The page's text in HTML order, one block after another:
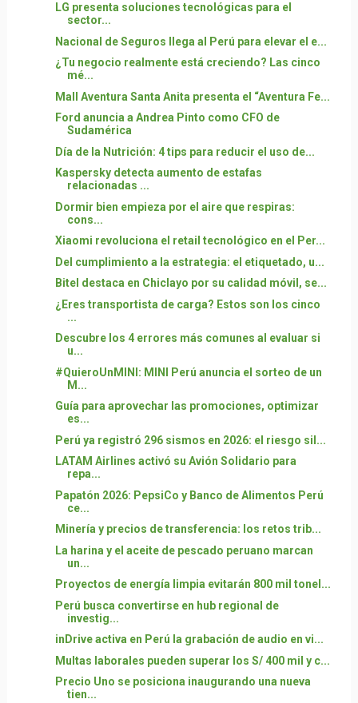
LG presenta soluciones tecnológicas para el
sector...
Nacional de Seguros llega al Perú para elevar el e...
¿Tu negocio realmente está creciendo? Las cinco
mé...
Mall Aventura Santa Anita presenta el “Aventura Fe...
Ford anuncia a Andrea Pinto como CFO de
Sudamérica
Día de la Nutrición: 4 tips para reducir el uso de...
Kaspersky detecta aumento de estafas
relacionadas ...
Dormir bien empieza por el aire que respiras:
cons...
Xiaomi revoluciona el retail tecnológico en el Per...
Del cumplimiento a la estrategia: el etiquetado, u...
Bitel destaca en Chiclayo por su calidad móvil, se...
¿Eres transportista de carga? Estos son los cinco
...
Descubre los 4 errores más comunes al evaluar si
u...
#QuieroUnMINI: MINI Perú anuncia el sorteo de un
M...
Guía para aprovechar las promociones, optimizar
es...
Perú ya registró 296 sismos en 2026: el riesgo sil...
LATAM Airlines activó su Avión Solidario para
repa...
Papatón 2026: PepsiCo y Banco de Alimentos Perú
ce...
Minería y precios de transferencia: los retos trib...
La harina y el aceite de pescado peruano marcan
un...
Proyectos de energía limpia evitarán 800 mil tonel...
Perú busca convertirse en hub regional de
investig...
inDrive activa en Perú la grabación de audio en vi...
Multas laborales pueden superar los S/ 400 mil y c...
Precio Uno se posiciona inaugurando una nueva
tien...